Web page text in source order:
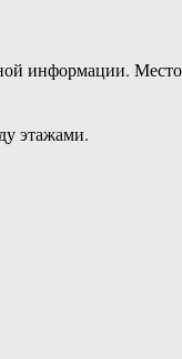
информации.
этажами.